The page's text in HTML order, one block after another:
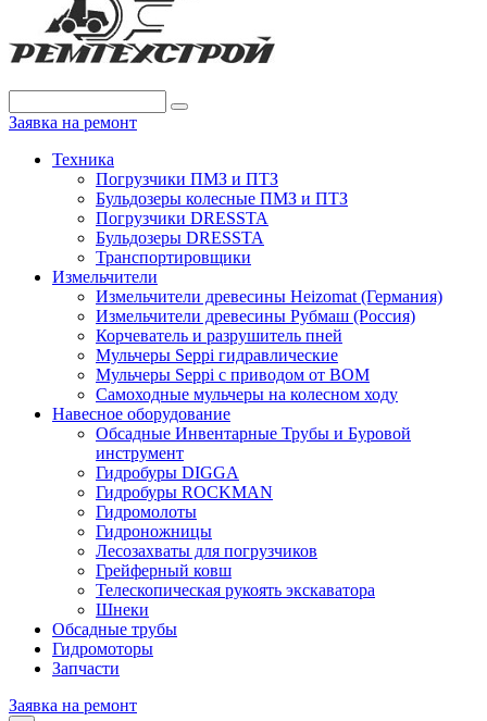
Заявка на ремонт
Техника
Погрузчики ПМЗ и ПТЗ
Бульдозеры колесные ПМЗ и ПТЗ
Погрузчики DRESSTA
Бульдозеры DRESSTA
Транспортировщики
Измельчители
Измельчители древесины Heizomat (Германия)
Измельчители древесины Рубмаш (Россия)
Корчеватель и разрушитель пней
Мульчеры Seppi гидравлические
Мульчеры Seppi с приводом от ВОМ
Самоходные мульчеры на колесном ходу
Навесное оборудование
Обсадные Инвентарные Трубы и Буровой
инструмент
Гидробуры DIGGA
Гидробуры ROCKMAN
Гидромолоты
Гидроножницы
Лесозахваты для погрузчиков
Грейферный ковш
Телескопическая рукоять экскаватора
Шнеки
Обсадные трубы
Гидромоторы
Запчасти
Заявка на ремонт